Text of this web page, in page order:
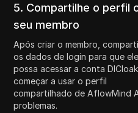
5. Compartilhe o perfil
seu membro
Após criar o membro,
os dados de login para que ele
possa acessar a conta
começar a usar o perfil
compartilhado de AflowMind
problemas.